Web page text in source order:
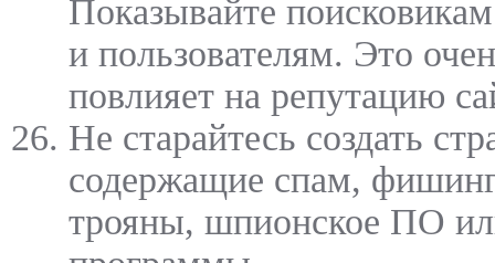
Показывайте
и пользователям. Это
повлияет на репутацию
Не старайтесь создать
содержащие спам,
трояны, шпионское ПО